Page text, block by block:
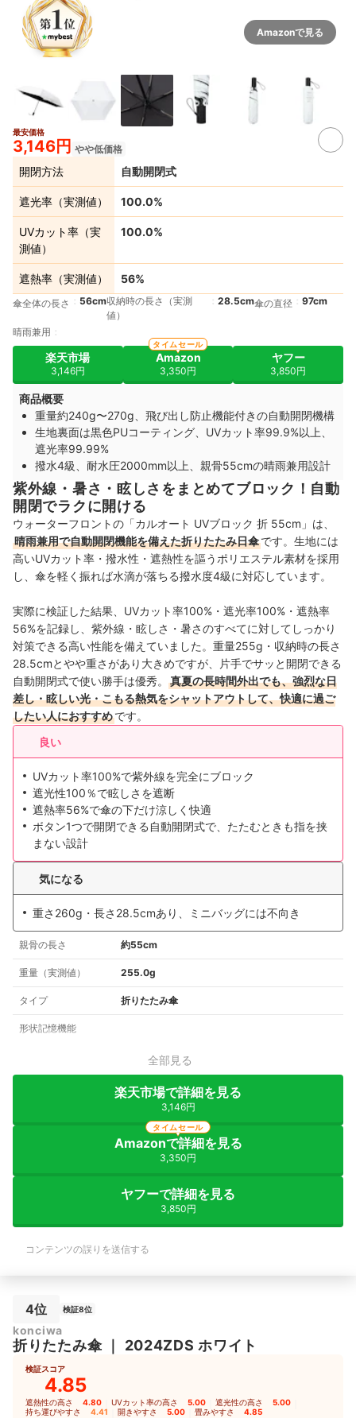
Amazonで見る
最安価格
3,146円 やや低価格
開閉方法 自動開閉式
遮光率（実測値） 100.0%
UVカット率（実
測値）
100.0%
遮熱率（実測値） 56%
傘全体の長さ 56cm収納時の長さ（実測
値）
28.5cm傘の直径 97cm
晴雨兼用
楽天市場
3,146円
Amazon
3,350円
タイムセール
ヤフー
3,850円
商品概要
重量約240g〜270g、飛び出し防止機能付きの自動開閉機構
生地裏面は黒色PUコーティング、UVカット率99.9%以上、
遮光率99.99%
撥水4級、耐水圧2000mm以上、親骨55cmの晴雨兼用設計
紫外線・暑さ・眩しさをまとめてブロック！自動
開閉でラクに開ける
ウォーターフロントの「カルオート UVブロック 折 55cm」は、
晴雨兼用で自動開閉機能を備えた折りたたみ日傘です。生地には
高いUVカット率・撥水性・遮熱性を謳うポリエステル素材を採用
し、傘を軽く振れば水滴が落ちる撥水度4級に対応しています。
実際に検証した結果、UVカット率100%・遮光率100%・遮熱率
56%を記録し、紫外線・眩しさ・暑さのすべてに対してしっかり
対策できる高い性能を備えていました。重量255g・収納時の長さ
28.5cmとやや重さがあり大きめですが、片手でサッと開閉できる
自動開閉式で使い勝手は優秀。
真夏の長時間外出でも、強烈な日
差し・眩しい光・こもる熱気をシャットアウトして、快適に過ご
したい人におすすめです。
良い
UVカット率100%で紫外線を完全にブロック
遮光性100％で眩しさを遮断
遮熱率56%で傘の下だけ涼しく快適
ボタン1つで開閉できる自動開閉式で、たたむときも指を挟
まない設計
気になる
重さ260g・長さ28.5cmあり、ミニバッグには不向き
親骨の長さ 約55cm
重量（実測値） 255.0g
タイプ 折りたたみ傘
形状記憶機能
全部見る
楽天市場で詳細を見る
3,146円
Amazonで詳細を見る
3,350円
タイムセール
ヤフーで詳細を見る
3,850円
コンテンツの誤りを送信する
4位 検証8位
konciwa
折りたたみ傘｜ 2024ZDS ホワイト
検証スコア
4.85
遮熱性の高さ 4.80 UVカット率の高さ 5.00 遮光性の高さ 5.00
持ち運びやすさ 4.41 開きやすさ 5.00 畳みやすさ 4.85